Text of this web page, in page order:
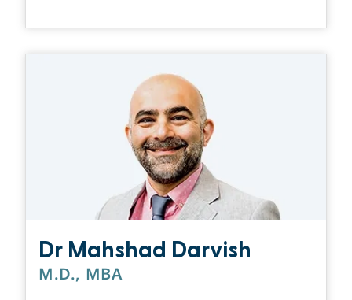
Dr Mahshad Darvish
M.D., MBA